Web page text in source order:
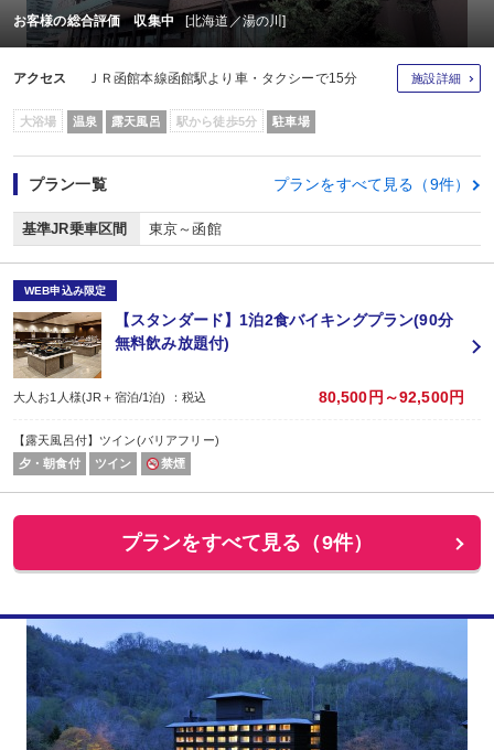
お客様の総合評価 収集中 [北海道／湯の川]
アクセス ＪＲ函館本線函館駅より車・タクシーで15分 施設詳細
大浴場 温泉 露天風呂 駅から徒歩5分 駐車場
プラン一覧 プランをすべて見る（9件）
基準JR乗車区間 東京～函館
WEB申込み限定
【スタンダード】1泊2食バイキングプラン(90分
無料飲み放題付)
大人お1人様(JR＋宿泊/1泊) ：税込 80,500円～92,500円
【露天風呂付】ツイン(バリアフリー)
夕・朝食付
ツイン 禁煙
プランをすべて見る（9件）